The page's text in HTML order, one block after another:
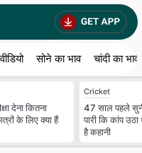
वीडियो सोने का भाव चांदी का भाव
देना कितना
के लिए क्या हैं
Cricket
47 साल पहले
पारी कि कांप
है कहानी